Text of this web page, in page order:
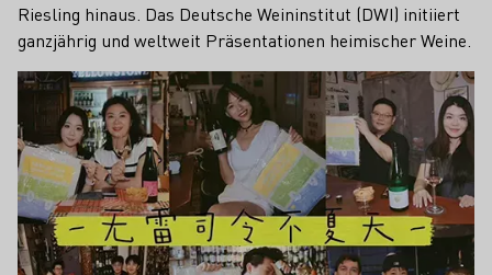
Riesling hinaus. Das Deutsche Weininstitut (DWI) initiiert
ganzjährig und weltweit Präsentationen heimischer Weine.
Mehr erfahren